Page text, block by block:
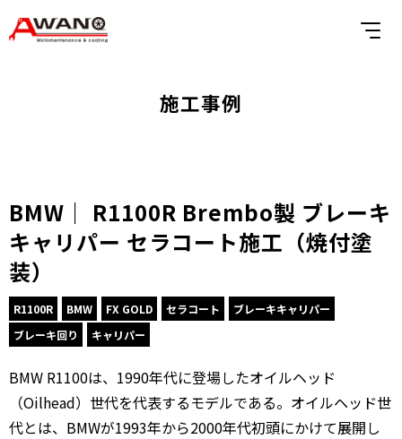
施工事例
BMW｜ R1100R Brembo製 ブレーキ
キャリパー セラコート施工（焼付塗
装）
R1100R BMW FX GOLD セラコート
ブレーキキャリパー
ブレーキ回り
キャリパー
BMW R1100は、1990年代に登場したオイルヘッド
（Oilhead）世代を代表するモデルである。オイルヘッド世
代とは、BMWが1993年から2000年代初頭にかけて展開し